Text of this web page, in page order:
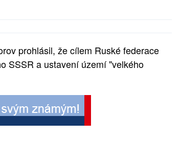
prohlásil, že cílem Ruské federace
SSSR a ustavení území "velkého